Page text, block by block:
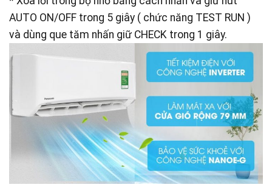
AUTO ON/OFF trong 5 giây ( chức năng TEST RUN )
và dùng que tăm nhấn giữ CHECK trong 1 giây.